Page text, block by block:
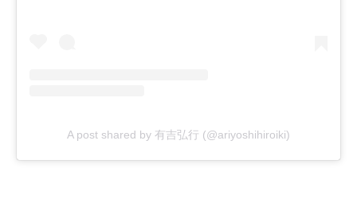
A post shared by 有吉弘行 (@ariyoshihiroiki)